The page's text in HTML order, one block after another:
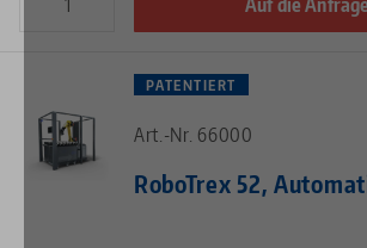
PATENTIERT
Art.-Nr. 66000
RoboTrex 52,